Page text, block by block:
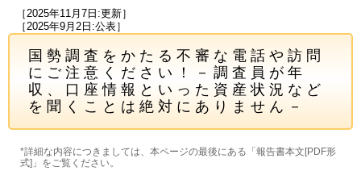
［2025年11月7日:更新］
［2025年9月2日:公表］
国勢調査をかたる不審な電話や訪問
にご注意ください！－調査員が年
収、口座情報といった資産状況など
を聞くことは絶対にありません－
*詳細な内容につきましては、本ページの最後にある「報告書本文[PDF形
式]」をご覧ください。